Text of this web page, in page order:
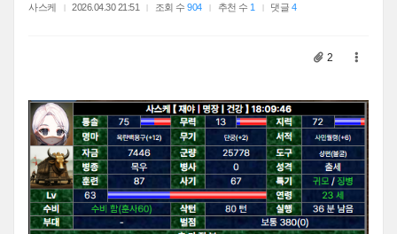
사스케 2026.04.30 21:51 조회 수904 추천 수 1 댓글 4
2